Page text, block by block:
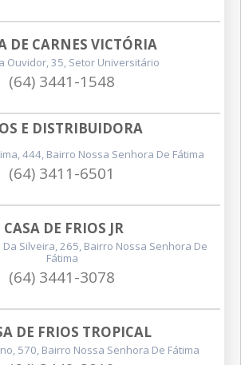
DE CARNES VICTÓRIA
Ouvidor, 35, Setor Universitário
(64) 3441-1548
E DISTRIBUIDORA
444, Bairro Nossa Senhora De Fátima
(64) 3411-6501
CASA DE FRIOS JR
Da Silveira, 265, Bairro Nossa Senhora De
Fátima
(64) 3441-3078
DE FRIOS TROPICAL
570, Bairro Nossa Senhora De Fátima